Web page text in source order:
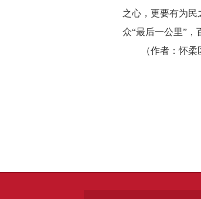
之心，更要有为
众“最后一公里”，
（作者：怀柔